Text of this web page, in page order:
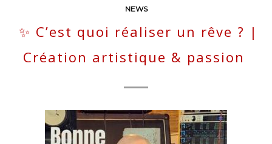
NEWS
✨ C’est quoi réaliser un rêve ? |
Création artistique & passion